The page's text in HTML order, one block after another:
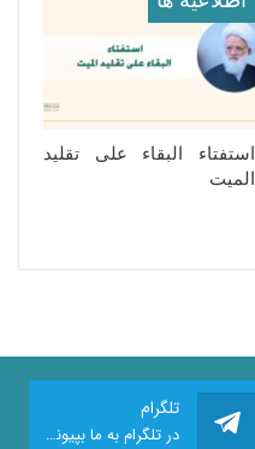
استفتاء البقاء على تقلید
المیت
تلگرام
در تلگرام به ما بپیوندید